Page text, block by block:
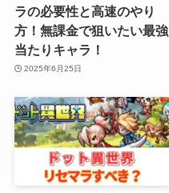
ラの必要性と高速のやり
方！無課金で狙いたい最強
当たりキャラ！
2025年6月25日